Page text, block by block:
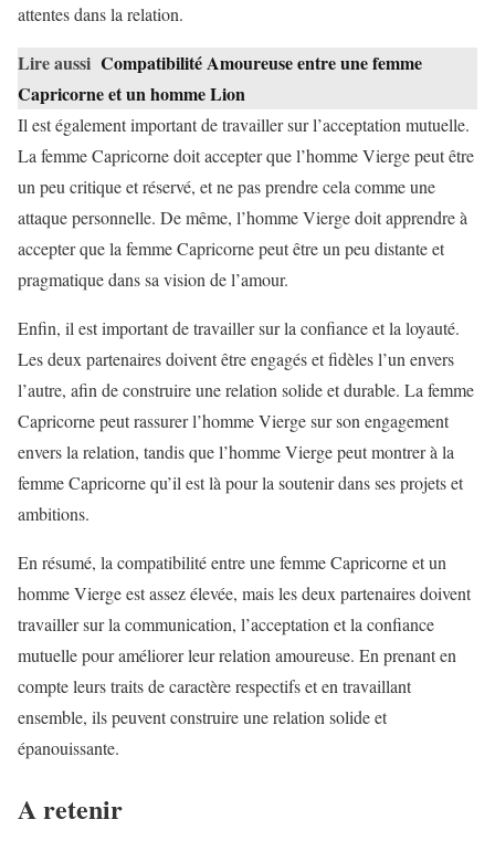
attentes dans la relation.
Lire aussi Compatibilité Amoureuse entre une femme
Capricorne et un homme Lion
Il est également important de travailler sur l’acceptation mutuelle.
La femme Capricorne doit accepter que l’homme Vierge peut être
un peu critique et réservé, et ne pas prendre cela comme une
attaque personnelle. De même, l’homme Vierge doit apprendre à
accepter que la femme Capricorne peut être un peu distante et
pragmatique dans sa vision de l’amour.
Enfin, il est important de travailler sur la confiance et la loyauté.
Les deux partenaires doivent être engagés et fidèles l’un envers
l’autre, afin de construire une relation solide et durable. La femme
Capricorne peut rassurer l’homme Vierge sur son engagement
envers la relation, tandis que l’homme Vierge peut montrer à la
femme Capricorne qu’il est là pour la soutenir dans ses projets et
ambitions.
En résumé, la compatibilité entre une femme Capricorne et un
homme Vierge est assez élevée, mais les deux partenaires doivent
travailler sur la communication, l’acceptation et la confiance
mutuelle pour améliorer leur relation amoureuse. En prenant en
compte leurs traits de caractère respectifs et en travaillant
ensemble, ils peuvent construire une relation solide et
épanouissante.
A retenir